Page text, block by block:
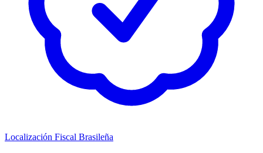
Localización Fiscal Brasileña